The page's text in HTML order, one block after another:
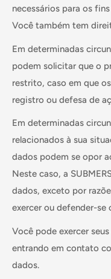
necessários para os
Você também tem
Em determinadas
podem solicitar que o
restrito, caso em que
registro ou defesa de
Em determinadas
relacionados à sua
dados podem se opor
Neste caso, a
dados, exceto por
exercer ou defender-se
Você pode exercer
entrando em contato
dados.